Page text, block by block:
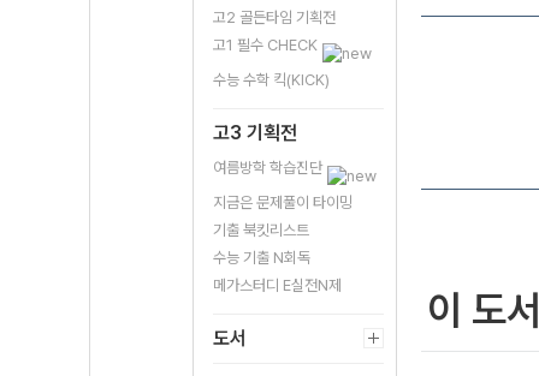
고2 골든타임 기획전
고1 필수 CHECK
수능 수학 킥(KICK)
고3 기획전
여름방학 학습진단
지금은 문제풀이 타이밍
기출 북킷리스트
수능 기출 N회독
메가스터디 E실전N제
도서
이 도